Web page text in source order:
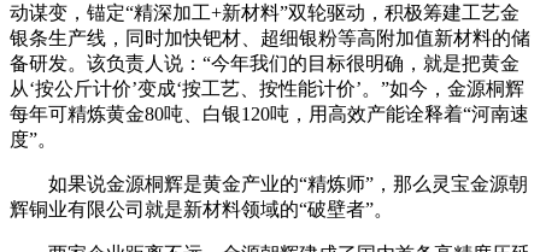
动谋变，锚定“精深加工+新材料”双轮驱动，积极筹建工艺金
银条生产线，同时加快钯材、超细银粉等高附加值新材料的储
备研发。该负责人说：“今年我们的目标很明确，就是把黄金
从‘按公斤计价’变成‘按工艺、按性能计价’。”如今，金源桐辉
每年可精炼黄金80吨、白银120吨，用高效产能诠释着“河南速
度”。
如果说金源桐辉是黄金产业的“精炼师”，那么灵宝金源朝
辉铜业有限公司就是新材料领域的“破壁者”。